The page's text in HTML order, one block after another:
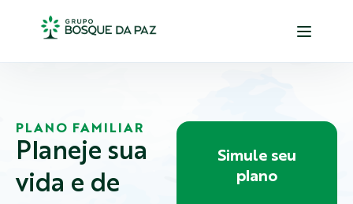
PLANO FAMILIAR
Planeje sua
vida e de
Simule seu
plano